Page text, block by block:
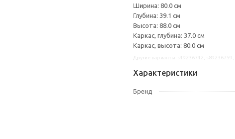
Ширина: 80.0 см
Глубина: 39.1 см
Высота: 88.0 см
Каркас, глубина: 37.0 см
Каркас, высота: 80.0 см
Характеристики
Бренд